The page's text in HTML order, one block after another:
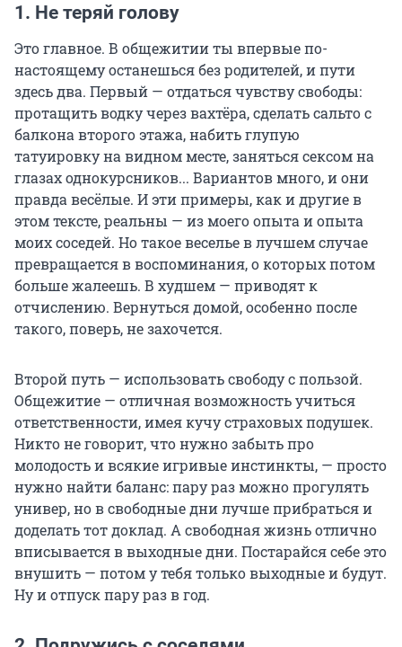
1. Не теряй голову
Это главное. В общежитии ты впервые по-
настоящему останешься без родителей, и пути
здесь два. Первый — отдаться чувству свободы:
протащить водку через вахтёра, сделать сальто с
балкона второго этажа, набить глупую
татуировку на видном месте, заняться сексом на
глазах однокурсников... Вариантов много, и они
правда весёлые. И эти примеры, как и другие в
этом тексте, реальны — из моего опыта и опыта
моих соседей. Но такое веселье в лучшем случае
превращается в воспоминания, о которых потом
больше жалеешь. В худшем — приводят к
отчислению. Вернуться домой, особенно после
такого, поверь, не захочется.
Второй путь — использовать свободу с пользой.
Общежитие — отличная возможность учиться
ответственности, имея кучу страховых подушек.
Никто не говорит, что нужно забыть про
молодость и всякие игривые инстинкты, — просто
нужно найти баланс: пару раз можно прогулять
универ, но в свободные дни лучше прибраться и
доделать тот доклад. А свободная жизнь отлично
вписывается в выходные дни. Постарайся себе это
внушить — потом у тебя только выходные и будут.
Ну и отпуск пару раз в год.